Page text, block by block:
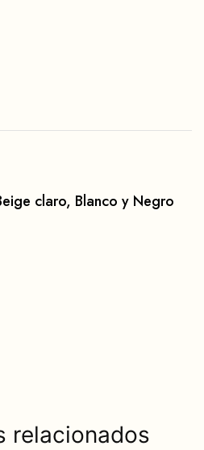
claro, Blanco y Negro
relacionados